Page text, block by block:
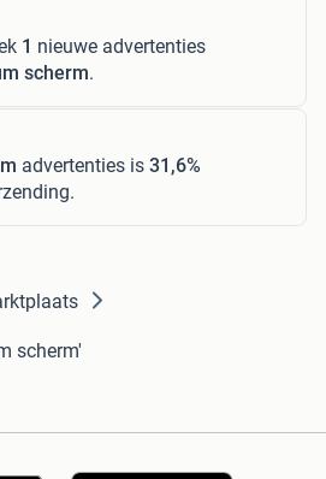
1 nieuwe advertenties
scherm.
advertenties is 31,6%
scherm'